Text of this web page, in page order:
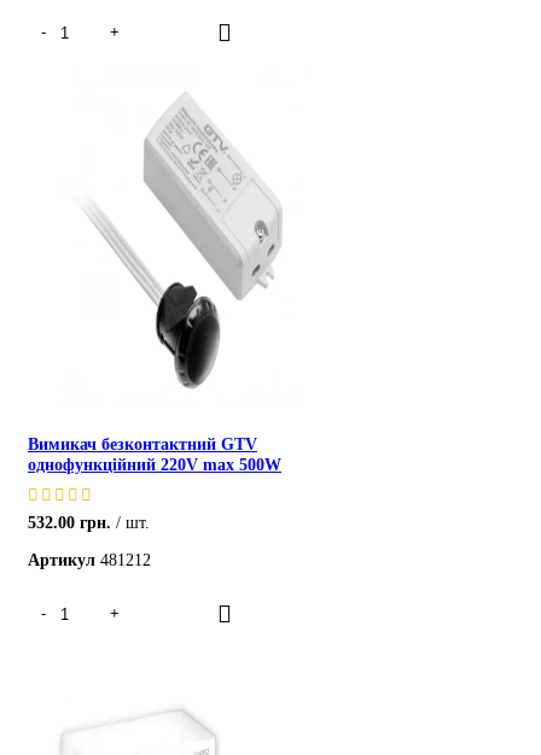
Вимикач безконтактний GTV
однофункційний 220V max 500W
532.00 грн.
шт.
Артикул 481212